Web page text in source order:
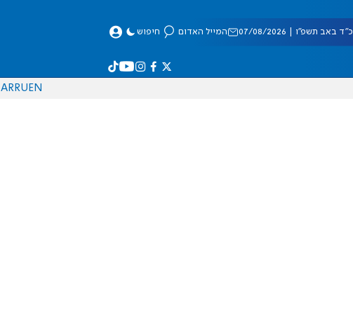
כ"ד באב תשפ"ו | 07/08/2026 המייל האדום חיפוש
EN
RU
AR